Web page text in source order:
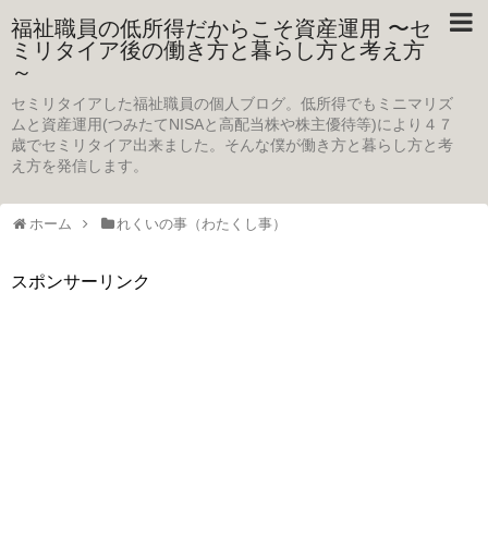
福祉職員の低所得だからこそ資産運用 〜セ
ミリタイア後の働き方と暮らし方と考え方
～
セミリタイアした福祉職員の個人ブログ。低所得でもミニマリズ
ムと資産運用(つみたてNISAと高配当株や株主優待等)により４７
歳でセミリタイア出来ました。そんな僕が働き方と暮らし方と考
え方を発信します。
ホーム れくいの事（わたくし事）
スポンサーリンク